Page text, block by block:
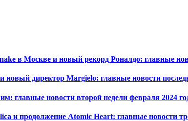
в Москве и новый рекорд Роналдо: главные
директор Margielo: главные новости
главные новости второй недели февраля 2024
и продолжение Atomic Heart: главные новости